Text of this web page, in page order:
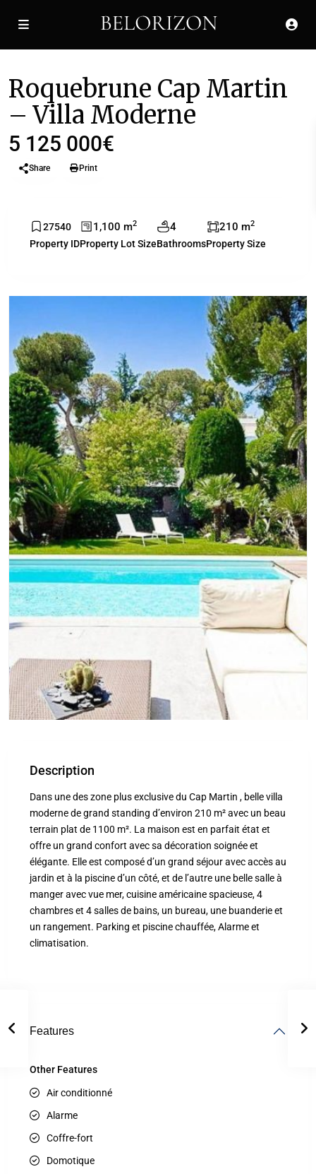
Roquebrune Cap Martin
– Villa Moderne
5 125 000€
Share Print
27540
Property ID
1,100 m2
Property Lot Size
4
Bathrooms
210 m2
Property Size
Description
Dans une des zone plus exclusive du Cap Martin , belle villa
moderne de grand standing d’environ 210 m² avec un beau
terrain plat de 1100 m². La maison est en parfait état et
offre un grand confort avec sa décoration soignée et
élégante. Elle est composé d’un grand séjour avec accès au
jardin et à la piscine d’un côté, et de l’autre une belle salle à
manger avec vue mer, cuisine américaine spacieuse, 4
chambres et 4 salles de bains, un bureau, une buanderie et
un rangement. Parking et piscine chauffée, Alarme et
climatisation.
Features
Other Features
Air conditionné
Alarme
Coffre-fort
Domotique